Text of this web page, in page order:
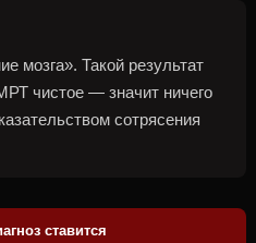
мозга». Такой результат
чистое — значит ничего
сотрясения
ставится